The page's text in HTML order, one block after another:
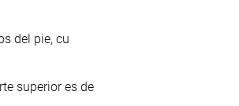
del pie, cu
superior es de